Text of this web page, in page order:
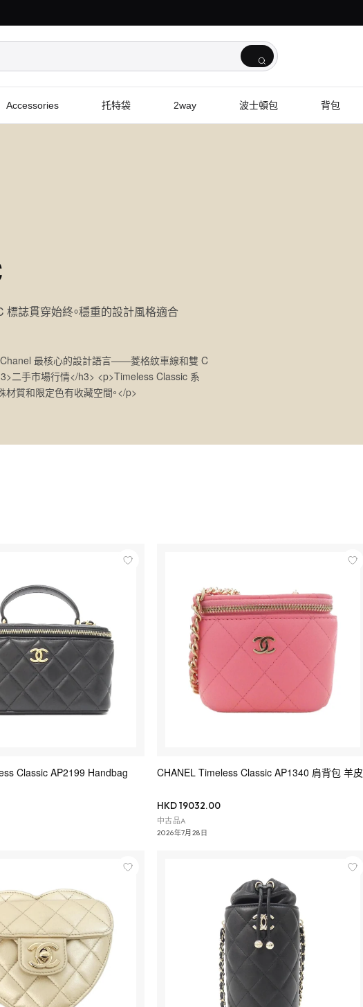
Accessories 托特袋 2way 波士頓包 背包
標誌貫穿始終。穩重的設計風格適合
最核心的設計語言——菱格紋車線和雙 C
二手市場行情</h3> <p>Timeless Classic 系
材質和限定色有收藏空間。</p>
Classic AP2199 Handbag
CHANEL Timeless Classic AP1340 肩背包 羊皮
HKD 19032.00
中古品A
2026年7月28日